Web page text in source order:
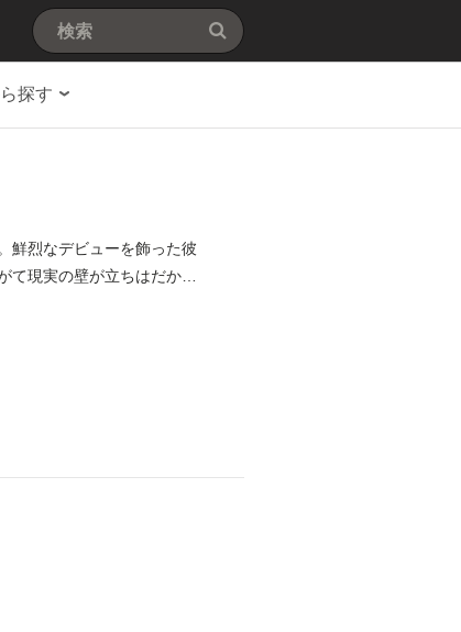
探す
鮮烈なデビューを飾った彼
現実の壁が立ちはだかる